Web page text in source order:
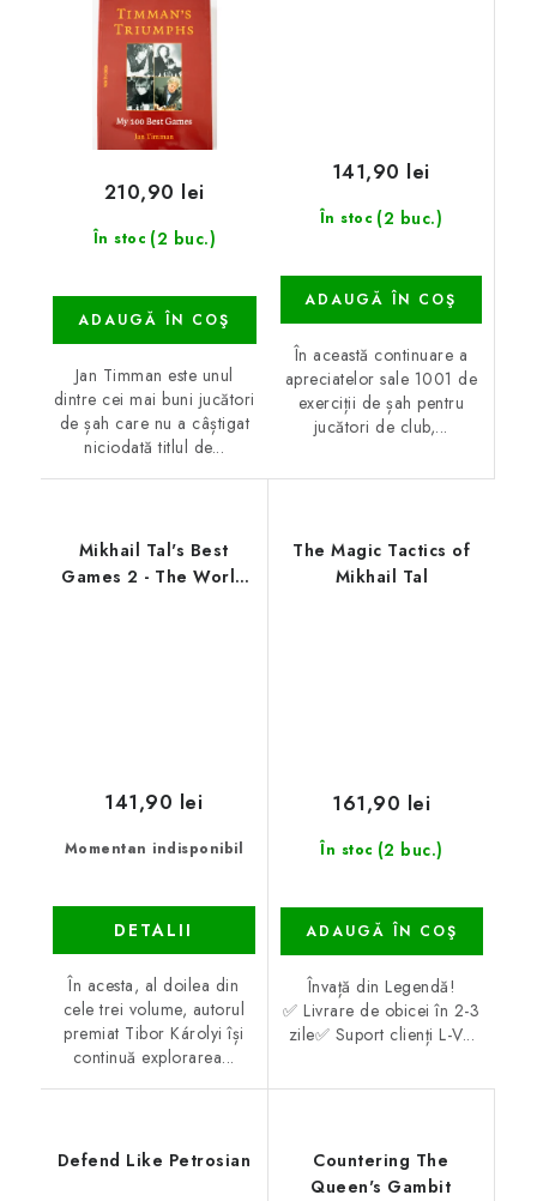
În stoc (2 buc.)
210,90 lei
ADAUGĂ ÎN COŞ
Jan Timman este unul
dintre cei mai buni jucători
de șah care nu a câștigat
niciodată titlul de...
În stoc (2 buc.)
141,90 lei
ADAUGĂ ÎN COŞ
În această continuare a
apreciatelor sale 1001 de
exerciții de șah pentru
jucători de club,...
Mikhail Tal's Best
Games 2 - The World
Momentan indisponibil
141,90 lei
DETALII
În acesta, al doilea din
cele trei volume, autorul
premiat Tibor Károlyi își
continuă explorarea...
The Magic Tactics of
Mikhail Tal
În stoc (2 buc.)
161,90 lei
ADAUGĂ ÎN COŞ
Învață din Legendă!
✅ Livrare de obicei în 2-3
zile✅ Suport clienți L-V...
Defend Like Petrosian
Countering The
Queen's Gambit